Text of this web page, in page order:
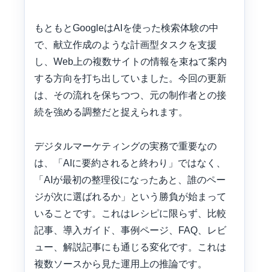
もともとGoogleはAIを使った検索体験の中
で、献立作成のような計画型タスクを支援
し、Web上の複数サイトの情報を束ねて案内
する方向を打ち出していました。今回の更新
は、その流れを保ちつつ、元の制作者との接
続を強める調整だと捉えられます。
デジタルマーケティングの実務で重要なの
は、「AIに要約されると終わり」ではなく、
「AIが最初の整理役になったあと、誰のペー
ジが次に選ばれるか」という勝負が始まって
いることです。これはレシピに限らず、比較
記事、導入ガイド、事例ページ、FAQ、レビ
ュー、解説記事にも通じる変化です。これは
複数ソースから見た運用上の推論です。